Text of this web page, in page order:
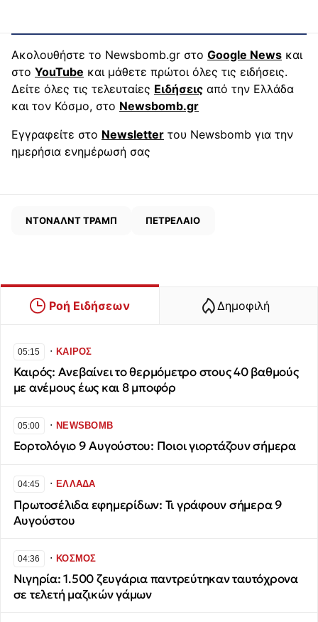
Ακολουθήστε το Newsbomb.gr στο Google News και
στο YouTube και μάθετε πρώτοι όλες τις ειδήσεις.
Δείτε όλες τις τελευταίες Ειδήσεις από την Ελλάδα
και τον Κόσμο, στο Newsbomb.gr
Εγγραφείτε στο Newsletter του Newsbomb για την
ημερήσια ενημέρωσή σας
ΝΤΟΝΑΛΝΤ ΤΡΑΜΠ ΠΕΤΡΕΛΑΙΟ
Ροή Ειδήσεων Δημοφιλή
05:15 ∙ΚΑΙΡΟΣ
Καιρός: Ανεβαίνει το θερμόμετρο στους 40 βαθμούς
με ανέμους έως και 8 μποφόρ
05:00 ∙NEWSBOMB
Εορτολόγιο 9 Αυγούστου: Ποιοι γιορτάζουν σήμερα
04:45 ∙ΕΛΛΑΔΑ
Πρωτοσέλιδα εφημερίδων: Τι γράφουν σήμερα 9
Αυγούστου
04:36 ∙ΚΟΣΜΟΣ
Νιγηρία: 1.500 ζευγάρια παντρεύτηκαν ταυτόχρονα
σε τελετή μαζικών γάμων